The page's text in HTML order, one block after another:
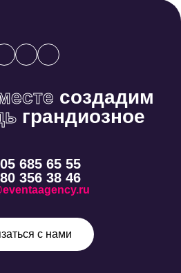
создадим
грандиозное
685 65 55
356 38 46
с нами